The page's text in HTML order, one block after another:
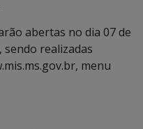
abertas no dia 07 de
realizadas
menu